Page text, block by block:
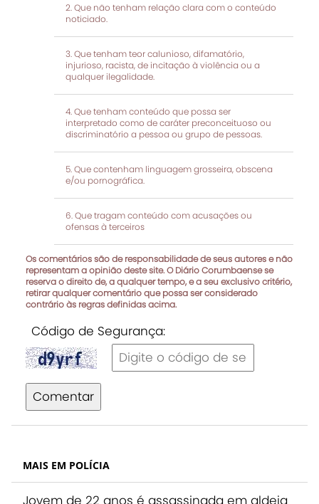
Que não tenham relação clara com o conteúdo
noticiado.
Que tenham teor calunioso, difamatório,
injurioso, racista, de incitação à violência ou a
qualquer ilegalidade.
Que tenham conteúdo que possa ser
interpretado como de caráter preconceituoso ou
discriminatório a pessoa ou grupo de pessoas.
Que contenham linguagem grosseira, obscena
e/ou pornográfica.
Que tragam conteúdo com acusações ou
ofensas à terceiros
Os comentários são de responsabilidade de seus autores e não
representam a opinião deste site. O Diário Corumbaense se
reserva o direito de, a qualquer tempo, e a seu exclusivo critério,
retirar qualquer comentário que possa ser considerado
contrário às regras definidas acima.
Código de Segurança:
Comentar
MAIS EM POLÍCIA
Jovem de 22 anos é assassinada em aldeia